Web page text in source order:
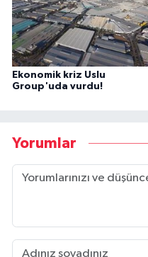
Ekonomik kriz Uslu
Group'uda vurdu!
Yorumlar